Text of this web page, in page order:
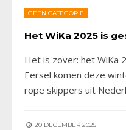
GEEN CATEGORIE
Het WiKa 2025 is
Het is zover: het WiKa
Eersel komen deze
rope skippers uit
20 DECEMBER 2025